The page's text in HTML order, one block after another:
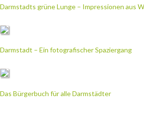
Darmstadts grüne Lunge – Impressionen aus
Darmstadt – Ein fotografischer Spaziergang
Das Bürgerbuch für alle Darmstädter